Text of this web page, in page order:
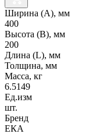
Ширина (А), мм
400
Высота (В), мм
200
Длина (L), мм
Толщина, мм
Масса, кг
6.5149
Ед.изм
шт.
Бренд
ЕКА